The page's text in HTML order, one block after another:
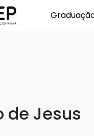
de Jesus